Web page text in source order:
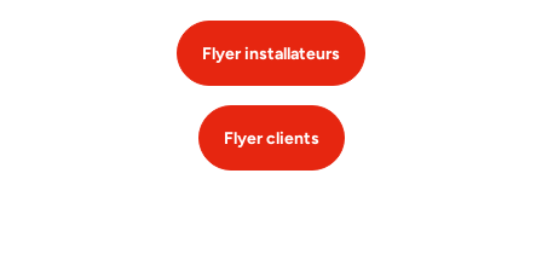
Flyer installateurs
Flyer clients